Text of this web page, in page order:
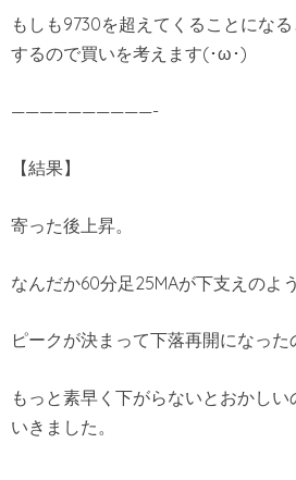
もしも9730を超えてくることにな
するので買いを考えます(･ω･)
——————————-
【結果】
寄った後上昇。
なんだか60分足25MAが下支えのよ
ピークが決まって下落再開になった
もっと素早く下がらないとおかし
いきました。